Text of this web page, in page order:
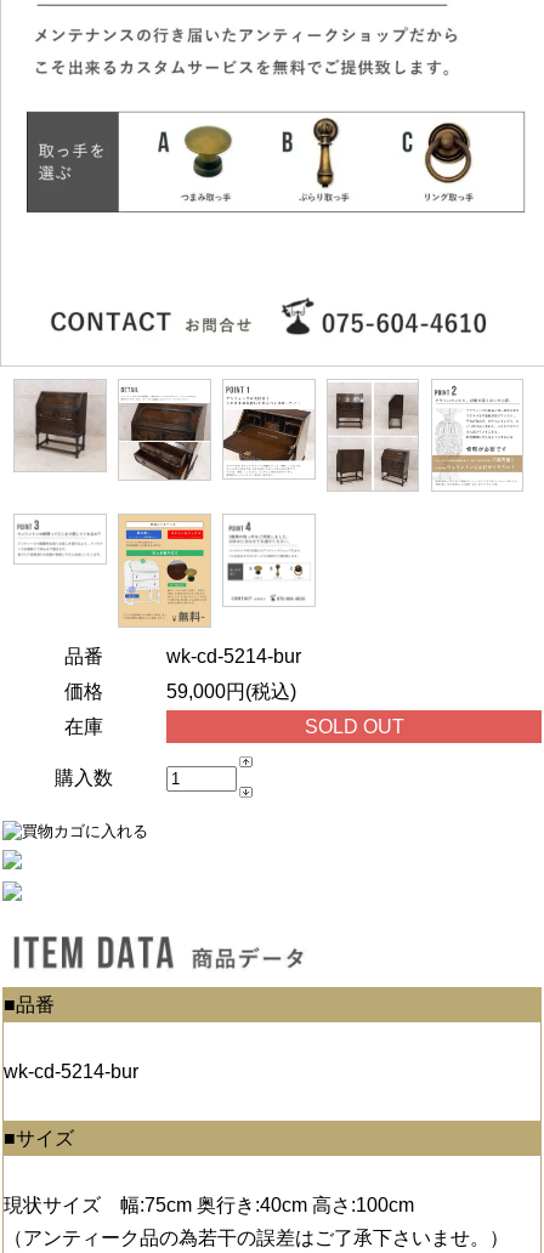
品番
wk-cd-5214-bur
価格
59,000円(税込)
在庫
SOLD OUT
購入数
■品番
wk-cd-5214-bur
■サイズ
現状サイズ 幅:75cm 奥行き:40cm 高さ:100cm
（アンティーク品の為若干の誤差はご了承下さいませ。）